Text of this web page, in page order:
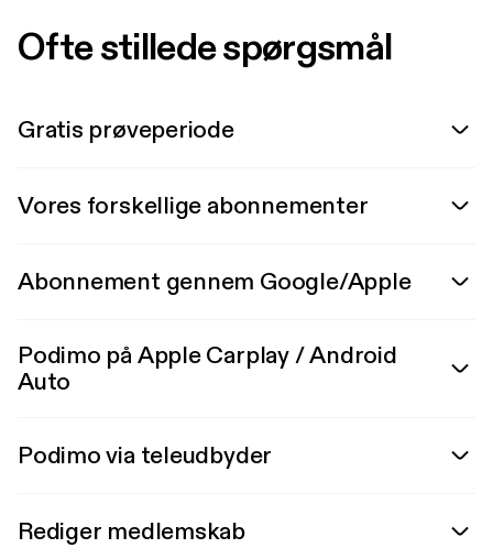
Ofte stillede spørgsmål
Gratis prøveperiode
Vores forskellige abonnementer
Abonnement gennem Google/Apple
Podimo på Apple Carplay / Android
Auto
Podimo via teleudbyder
Rediger medlemskab